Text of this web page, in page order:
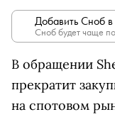
Добавить Сноб
Сноб будет чаще
В обращении
прекратит
на спотовом